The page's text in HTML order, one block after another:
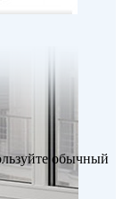
обычный